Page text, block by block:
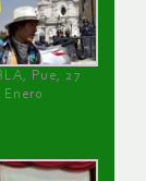
Pue, 27
Enero